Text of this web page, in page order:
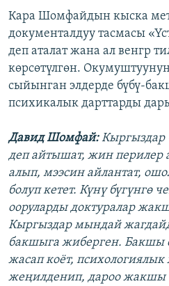
Кара Шомфайдын кыска
документалдуу тасмасы
деп аталат жана ал венгр
көрсөтүлгөн.
сыйынган элдерде бүбү-
психикалык дарттарды
Давид Шомфай: Кыргыздар
деп айтышат, жин
алып, мээсин айлантат,
болуп кетет. Күнү бүгүнгө
ооруларды доктуралар
Кыргыздар мындай
бакшыга жиберген. Бакшы
жасап коёт,
жеңилденип, дароо жакшы